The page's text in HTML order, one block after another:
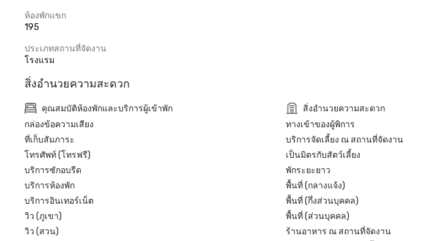
ห้องพักแขก
195
ประเภทสถานที่จัดงาน
โรงแรม
สิ่งอำนวยความสะดวก
คุณสมบัติห้องพักและบริการผู้เข้าพัก
กล่องข้อความเสียง
ที่เก็บสัมภาระ
โทรศัพท์ (โทรฟรี)
บริการซักอบรีด
บริการห้องพัก
บริการอินเทอร์เน็ต
วิว (ภูเขา)
วิว (สวน)
สิ่งอำนวยความสะดวก
ทางเข้าของผู้พิการ
บริการจัดเลี้ยง ณ สถานที่จัดงาน
เป็นมิตรกับสัตว์เลี้ยง
พักระยะยาว
พื้นที่ (กลางแจ้ง)
พื้นที่ (กึ่งส่วนบุคคล)
พื้นที่ (ส่วนบุคคล)
ร้านอาหาร ณ สถานที่จัดงาน